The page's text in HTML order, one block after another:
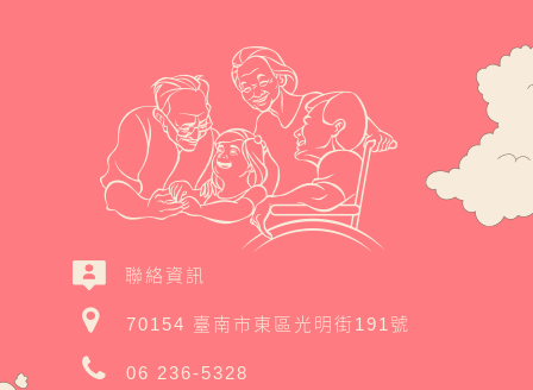
聯絡資訊
70154 臺南市東區光明街191號
06 236-5328